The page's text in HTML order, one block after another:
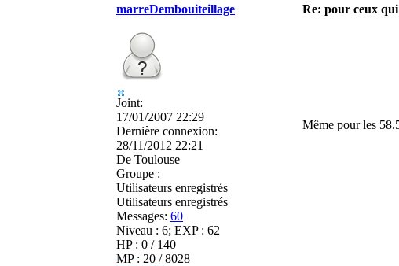
marreDembouiteillage Re: pour ceux
Joint:
17/01/2007 22:29
Dernière connexion:
28/11/2012 22:21
De Toulouse
Groupe :
Utilisateurs enregistrés
Utilisateurs enregistrés
Messages: 60
Niveau : 6; EXP : 62
HP : 0 / 140
MP : 20 / 8028
Même pour les